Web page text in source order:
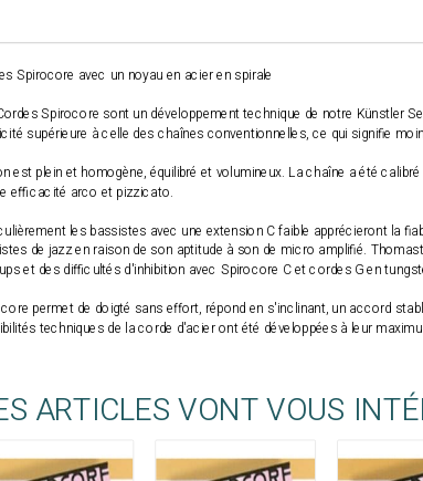
Spirocore avec un noyau en acier en spirale
Spirocore sont un développement technique de notre Künstler
supérieure à celle des chaînes conventionnelles, ce qui signifie
est plein et homogène, équilibré et volumineux. La chaîne a été
efficacité arco et pizzicato.
les bassistes avec une extension C faible apprécieront la
de jazz en raison de son aptitude à son de micro amplifié.
et des difficultés d'inhibition avec Spirocore C et cordes G en
permet de doigté sans effort, répond en s'inclinant, un accord
techniques de la corde d'acier ont été développées à leur
ARTICLES VONT VOUS